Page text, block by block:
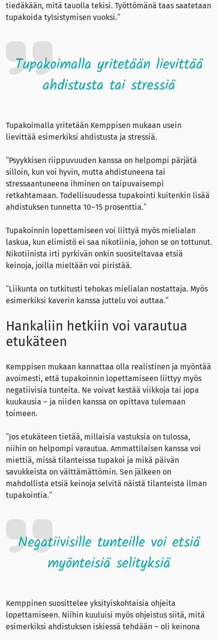
tiedäkään, mitä tauolla tekisi. Työttömänä taas saatetaan
tupakoida tylsistymisen vuoksi.”
Tupakoimalla yritetään lievittää
ahdistusta tai stressiä
Tupakoimalla yritetään Kemppisen mukaan usein
lievittää esimerkiksi ahdistusta ja stressiä.
”Psyykkisen riippuvuuden kanssa on helpompi pärjätä
silloin, kun voi hyvin, mutta ahdistuneena tai
stressaantuneena ihminen on taipuvaisempi
retkahtamaan. Todellisuudessa tupakointi kuitenkin lisää
ahdistuksen tunnetta 10–15 prosenttia.”
Tupakoinnin lopettamiseen voi liittyä myös mielialan
laskua, kun elimistö ei saa nikotiinia, johon se on tottunut.
Nikotiinista irti pyrkivän onkin suositeltavaa etsiä
keinoja, joilla mieltään voi piristää.
”Liikunta on tutkitusti tehokas mielialan nostattaja. Myös
esimerkiksi kaverin kanssa juttelu voi auttaa.”
Hankaliin hetkiin voi varautua
etukäteen
Kemppisen mukaan kannattaa olla realistinen ja myöntää
avoimesti, että tupakoinnin lopettamiseen liittyy myös
negatiivisia tunteita. Ne voivat kestää viikkoja tai jopa
kuukausia – ja niiden kanssa on opittava tulemaan
toimeen.
”Jos etukäteen tietää, millaisia vastuksia on tulossa,
niihin on helpompi varautua. Ammattilaisen kanssa voi
miettiä, missä tilanteissa tupakoi ja mikä päivän
savukkeista on välttämättömin. Sen jälkeen on
mahdollista etsiä keinoja selvitä näistä tilanteista ilman
tupakointia.”
Negatiivisille tunteille voi etsiä
myönteisiä selityksiä
Kemppinen suosittelee yksityiskohtaisia ohjeita
lopettamiseen. Niihin kuuluisi myös ohjeistus siitä, mitä
esimerkiksi ahdistuksen iskiessä tehdään – oli keinona